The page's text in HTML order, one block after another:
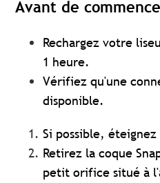
Avant de
Rechargez votre
1 heure.
Vérifiez qu'une
disponible.
Si possible,
Retirez la coque
petit orifice situé à